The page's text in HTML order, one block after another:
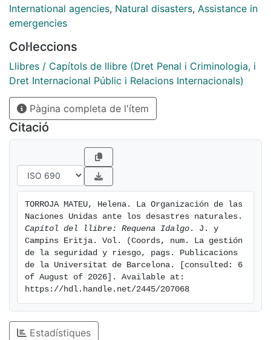
aplicables tanto a situaciones de riesgo natural muy
concretas, acotadas en el tiempo y el espacio, como a
denominar "la cotidianeidad urbana"
International agencies, Natural disasters, Assistance in
emergencies
Col·leccions
Llibres / Capítols de llibre (Dret Penal i Criminologia, i
Dret Internacional Públic i Relacions Internacionals)
Pàgina completa de l'ítem
Citació
TORROJA MATEU, Helena. La Organización de las
Capítol del llibre: Requena Idalgo . J. y
Campins Eritja. Vol. (Coords, num. La gestión
de la seguridad y riesgo, pags. Publicacions
de la Universitat de Barcelona. [consulted: 6
of August of 2026]. Available at:
https://hdl.handle.net/2445/207068
Estadístiques